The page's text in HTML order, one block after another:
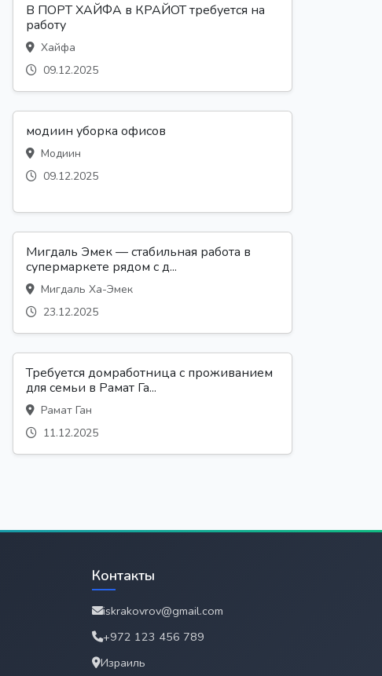
В ПОРТ ХАЙФА в КРАЙОТ требуется на
работу
Хайфа
09.12.2025
модиин уборка офисов
Модиин
09.12.2025
Мигдаль Эмек — стабильная работа в
супермаркете рядом с д...
Мигдаль Ха-Эмек
23.12.2025
Требуется домработница с проживанием
для семьи в Рамат Га...
Рамат Ган
11.12.2025
Контакты
iskrakovrov@gmail.com
+972 123 456 789
Израиль